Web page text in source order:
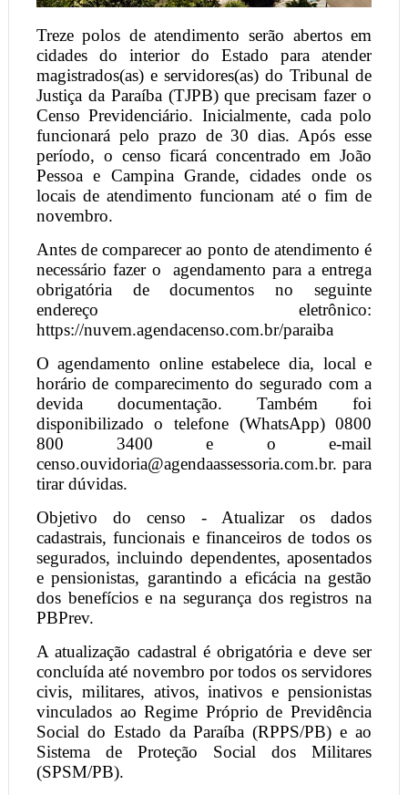
Treze polos de atendimento serão abertos em
cidades do interior do Estado para atender
magistrados(as) e servidores(as) do Tribunal de
Justiça da Paraíba (TJPB) que precisam fazer o
Censo Previdenciário. Inicialmente, cada polo
funcionará pelo prazo de 30 dias. Após esse
período, o censo ficará concentrado em João
Pessoa e Campina Grande, cidades onde os
locais de atendimento funcionam até o fim de
novembro.
Antes de comparecer ao ponto de atendimento é
necessário fazer o
agendamento para a entrega
obrigatória de documentos no seguinte
endereço eletrônico:
https://nuvem.agendacenso.com.br/paraiba
O agendamento online estabelece dia, local e
horário de comparecimento do segurado com a
devida documentação. Também foi
disponibilizado o telefone (WhatsApp) 0800
800 3400 e o e-mail
censo.ouvidoria@agendaassessoria.com.br. para
tirar dúvidas.
Objetivo do censo - Atualizar os dados
cadastrais, funcionais e financeiros de todos os
segurados, incluindo dependentes, aposentados
e pensionistas, garantindo a eficácia na gestão
dos benefícios e na segurança dos registros na
PBPrev.
A atualização cadastral é obrigatória e deve ser
concluída até novembro por todos os servidores
civis, militares, ativos, inativos e pensionistas
vinculados ao Regime Próprio de Previdência
Social do Estado da Paraíba (RPPS/PB) e ao
Sistema de Proteção Social dos Militares
(SPSM/PB).